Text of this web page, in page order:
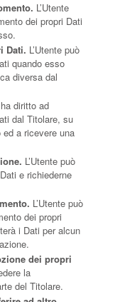
L’Utente
dei propri Dati
Dati. L’Utente può
quando esso
diversa dal
ha diritto ad
dal Titolare, su
a ricevere una
L’Utente può
e richiederne
L’Utente può
dei propri
i Dati per alcun
dei propri
la
del Titolare.